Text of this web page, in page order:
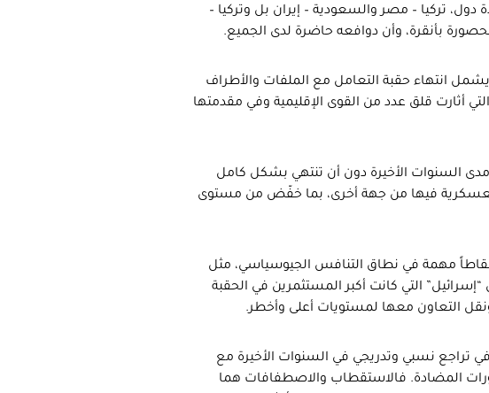
دول، تركيا – مصر والسعودية – إيران بل وتركيا –
بأنقرة، وأن دوافعه حاضرة لدى الجميع.
يشمل انتهاء حقبة التعامل مع الملفات والأطراف
أثارت قلق عدد من القوى الإقليمية وفي مقدمتها
السنوات الأخيرة دون أن تنتهي بشكل كامل
فيها من جهة أخرى، بما خفّض من مستوى
مهمة في نطاق التنافس الجيوسياسي، مثل
التي كانت أكبر المستثمرين في الحقبة
التعاون معها لمستويات أعلى وأخطر.
تراجع نسبي وتدريجي في السنوات الأخيرة مع
المضادة. فالاستقطاب والاصطفافات هما